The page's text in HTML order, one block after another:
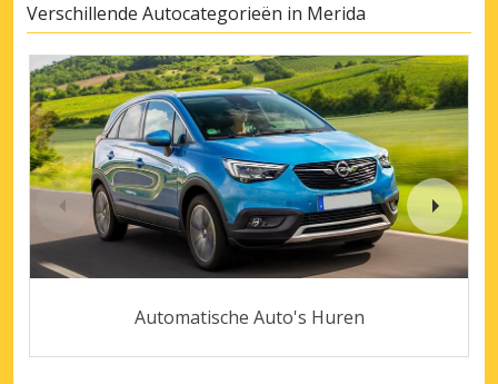
Verschillende Autocategorieën in Merida
Automatische Auto's Huren